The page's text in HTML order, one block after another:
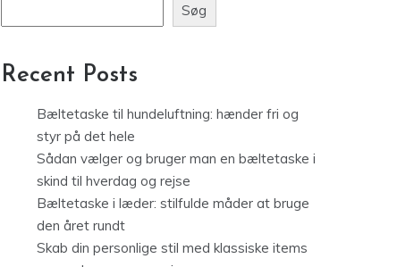
Søg
Recent Posts
Bæltetaske til hundeluftning: hænder fri og
styr på det hele
Sådan vælger og bruger man en bæltetaske i
skind til hverdag og rejse
Bæltetaske i læder: stilfulde måder at bruge
den året rundt
Skab din personlige stil med klassiske items